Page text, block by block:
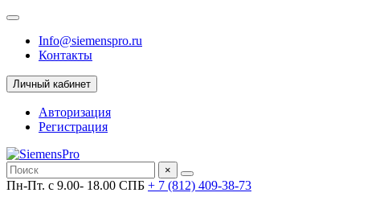
Info@siemenspro.ru
Контакты
Личный кабинет
Авторизация
Регистрация
×
Пн-Пт. с 9.00- 18.00 СПБ + 7 (812) 409-38-73